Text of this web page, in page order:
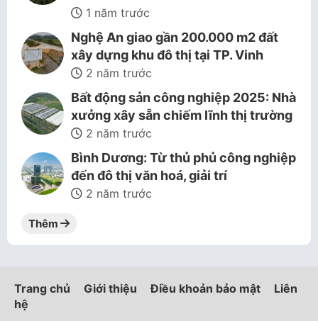
1 năm trước
Nghệ An giao gần 200.000 m2 đất
xây dựng khu đô thị tại TP. Vinh
2 năm trước
Bất động sản công nghiệp 2025: Nhà
xưởng xây sẵn chiếm lĩnh thị trường
2 năm trước
Bình Dương: Từ thủ phủ công nghiệp
đến đô thị văn hoá, giải trí
2 năm trước
Thêm
Trang chủ Giới thiệu Điều khoản bảo mật
Liên
hệ